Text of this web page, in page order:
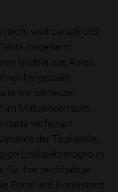
reicht weit zurück und
insgesamt
Nudeln aus Asien,
hergestellt
wir sie heute
im Mittelmeerraum
verfeinert.
der Tagliatelle,
Emilia-Romagna in
für ihre reichhaltige
Form und Konsistenz